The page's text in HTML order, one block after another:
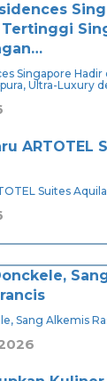
Singapore Hadir
Ultra-Luxury
Suites
Sang Alkemis